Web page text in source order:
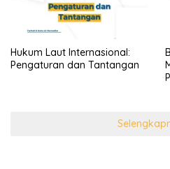
Hukum Laut Internasional:
Pengaturan dan Tantangan